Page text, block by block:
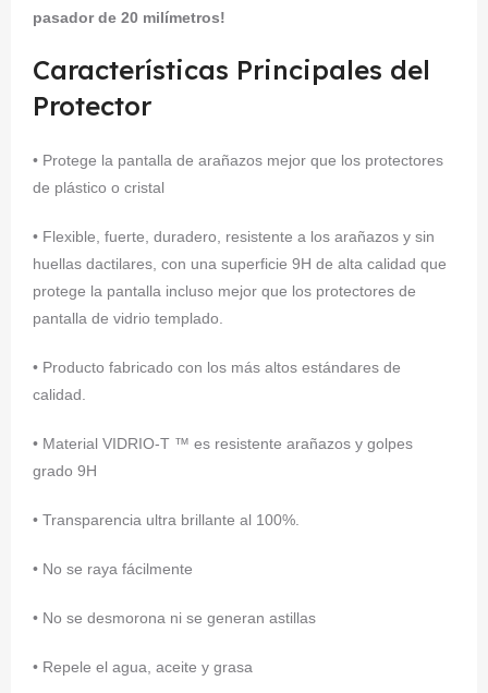
pasador de 20 milímetros!
Características Principales del
Protector
• Protege la pantalla de arañazos mejor que los protectores
de plástico o cristal
• Flexible, fuerte, duradero, resistente a los arañazos y sin
huellas dactilares, con una superficie 9H de alta calidad que
protege la pantalla incluso mejor que los protectores de
pantalla de vidrio templado.
• Producto fabricado con los más altos estándares de
calidad.
• Material VIDRIO-T ™ es resistente arañazos y golpes
grado 9H
• Transparencia ultra brillante al 100%.
• No se raya fácilmente
• No se desmorona ni se generan astillas
• Repele el agua, aceite y grasa